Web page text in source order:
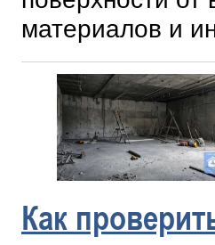
материалов и
Как